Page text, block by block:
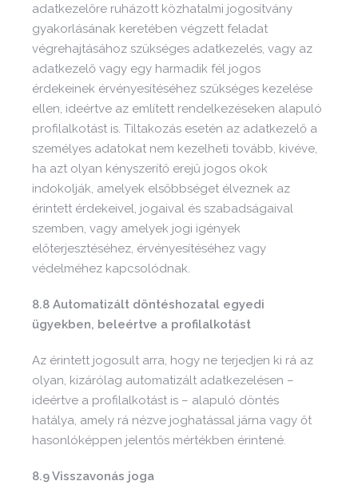
adatkezelőre ruházott közhatalmi jogosítvány
gyakorlásának keretében végzett feladat
végrehajtásához szükséges adatkezelés, vagy az
adatkezelő vagy egy harmadik fél jogos
érdekeinek érvényesítéséhez szükséges kezelése
ellen, ideértve az említett rendelkezéseken alapuló
profilalkotást is. Tiltakozás esetén az adatkezelő a
személyes adatokat nem kezelheti tovább, kivéve,
ha azt olyan kényszerítő erejű jogos okok
indokolják, amelyek elsőbbséget élveznek az
érintett érdekeivel, jogaival és szabadságaival
szemben, vagy amelyek jogi igények
előterjesztéséhez, érvényesítéséhez vagy
védelméhez kapcsolódnak.
8.8 Automatizált döntéshozatal egyedi
ügyekben, beleértve a profilalkotást
Az érintett jogosult arra, hogy ne terjedjen ki rá az
olyan, kizárólag automatizált adatkezelésen –
ideértve a profilalkotást is – alapuló döntés
hatálya, amely rá nézve joghatással járna vagy őt
hasonlóképpen jelentős mértékben érintené.
8.9 Visszavonás joga